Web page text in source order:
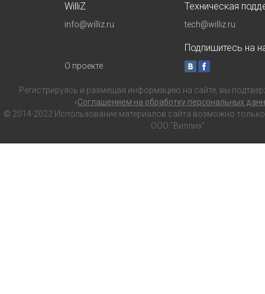
WilliZ
info@williz.ru
Техническая
tech@williz.ru
О проекте
Подпишитесь на
Регистрируясь и размещая информацию на сайте, вы
«Соглашением на обработку персональных
© 2014-2022 Использование материалов сайта возможно
ООО "Виллиз"